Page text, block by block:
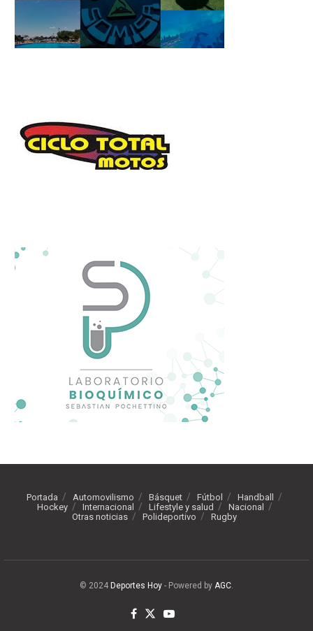
Portada Automovilismo Básquet Fútbol
Handball
Hockey
Internacional Lifestyle y salud
Nacional
Otras noticias
Polideportivo Rugby
© 2024 Deportes Hoy - Powered by AGC.